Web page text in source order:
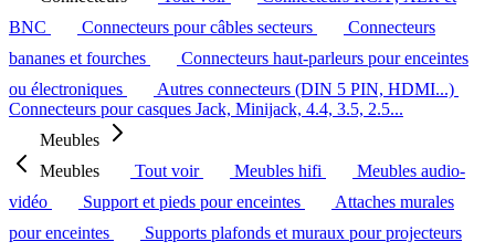
BNC
Connecteurs pour câbles secteurs
Connecteurs
bananes et fourches
Connecteurs haut-parleurs pour enceintes
ou électroniques
Autres connecteurs (DIN 5 PIN, HDMI...)
Connecteurs pour casques Jack, Minijack, 4.4, 3.5, 2.5...
Meubles
Meubles
Tout voir Meubles hifi
Meubles audio-
vidéo
Support et pieds pour enceintes
Attaches murales
pour enceintes
Supports plafonds et muraux pour projecteurs